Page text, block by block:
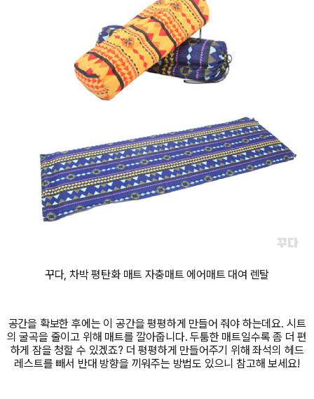
꾸다, 차박 평탄화 매트 자충매트 에어매트 대여 렌탈
공간을 확보한 후에는 이 공간을 평평하게 만들어 줘야 하는데요. 시트
의 굴곡을 줄이고 위해 매트를 깔아줍니다. 두툼한 매트일수록 좀 더 편
하게 잠을 청할 수 있겠죠? 더 평평하게 만들어주기 위해 좌석의 헤드
레스트를 빼서 반대 방향을 끼워주는 방법도 있으니 참고해 보세요!